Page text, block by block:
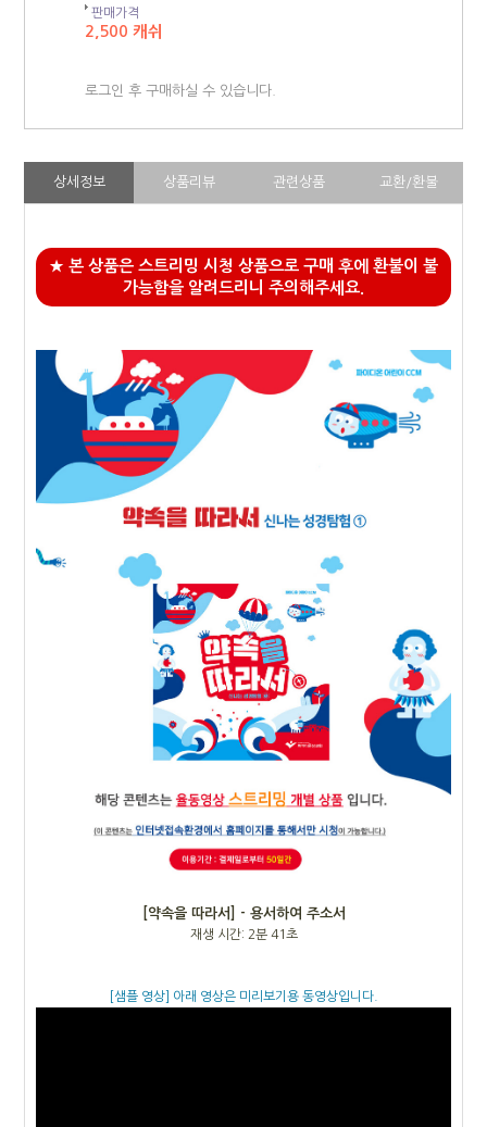
판매가격
2,500 캐쉬
로그인 후 구매하실 수 있습니다.
상세정보 상품리뷰 관련상품 교환/환불
★ 본 상품은 스트리밍 시청 상품으로 구매 후에 환불이 불
가능함을 알려드리니 주의해주세요.
[약속을 따라서] - 용서하여 주소서
재생 시간: 2분 41초
[샘플 영상] 아래 영상은 미리보기용 동영상입니다.